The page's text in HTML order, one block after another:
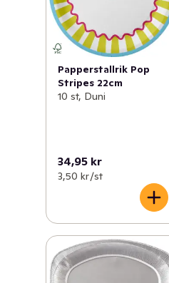
Papperstallrik Pop
Stripes 22cm
10 st, Duni
34,95 kr
3,50 kr /st